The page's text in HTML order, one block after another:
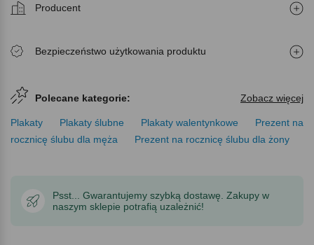
Producent
Bezpieczeństwo użytkowania produktu
Polecane kategorie: Zobacz więcej
Plakaty Plakaty ślubne Plakaty walentynkowe
Prezent na
rocznicę ślubu dla męża
Prezent na rocznicę ślubu dla żony
Psst... Gwarantujemy szybką dostawę. Zakupy w
naszym sklepie potrafią uzależnić!